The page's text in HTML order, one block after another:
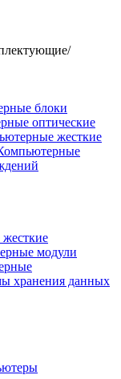
/
блоки
оптические
жесткие
модули
хранения данных